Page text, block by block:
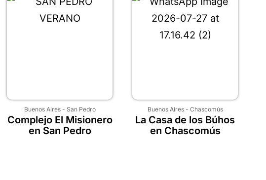
Buenos Aires- San Pedro
Complejo El Misionero
en San Pedro
Buenos Aires- Chascomús
La Casa de los Búhos
en Chascomús